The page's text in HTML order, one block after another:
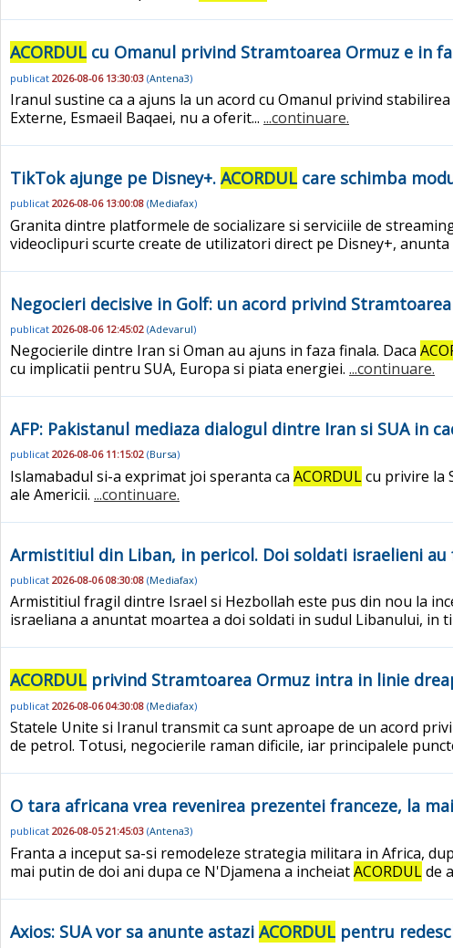
ACORDUL cu Omanul privind Stramtoarea Ormuz e in
publicat 2026-08-06 13:30:03 (Antena3)
Iranul sustine ca a ajuns la un acord cu Omanul privind
Externe, Esmaeil Baqaei, nu a oferit... ...continuare.
TikTok ajunge pe Disney+. ACORDUL care schimba
publicat 2026-08-06 13:00:08 (Mediafax)
Granita dintre platformele de socializare si serviciile de
videoclipuri scurte create de utilizatori direct pe Disney+, anunta
Negocieri decisive in Golf: un acord privind
publicat 2026-08-06 12:45:02 (Adevarul)
Negocierile dintre Iran si Oman au ajuns in faza finala. Daca
cu implicatii pentru SUA, Europa si piata energiei. ...continuare.
AFP: Pakistanul mediaza dialogul dintre Iran si SUA in
publicat 2026-08-06 11:15:02 (Bursa)
Islamabadul si-a exprimat joi speranta ca ACORDULcu privire la
ale Americii. ...continuare.
Armistitiul din Liban, in pericol. Doi soldati israelieni
publicat 2026-08-06 08:30:08 (Mediafax)
Armistitiul fragil dintre Israel si Hezbollah este pus din nou la
israeliana a anuntat moartea a doi soldati in sudul Libanului, in
ACORDUL privind Stramtoarea Ormuz intra in linie
publicat 2026-08-06 04:30:08 (Mediafax)
Statele Unite si Iranul transmit ca sunt aproape de un acord
de petrol. Totusi, negocierile raman dificile, iar principalele
O tara africana vrea revenirea prezentei franceze, la
publicat 2026-08-05 21:45:03 (Antena3)
Franta a inceput sa-si remodeleze strategia militara in Africa,
mai putin de doi ani dupa ce N'Djamena a incheiatACORDULde
Axios: SUA vor sa anunte astazi ACORDUL pentru